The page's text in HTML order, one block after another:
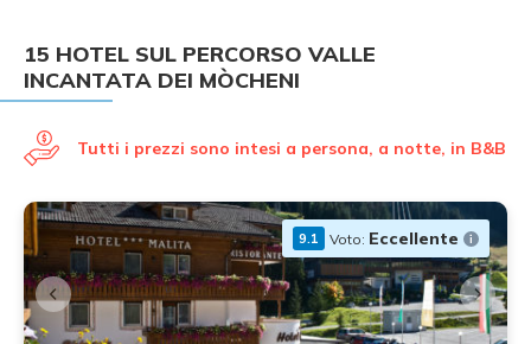
15 HOTEL SUL PERCORSO VALLE
INCANTATA DEI MÒCHENI
Tutti i prezzi sono intesi a persona, a notte, in B&B
9.1 Voto: Eccellente